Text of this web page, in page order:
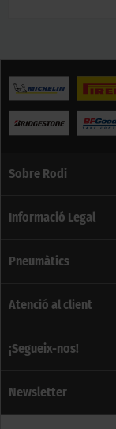
Sobre Rodi
Informació Legal
Pneumàtics
Atenció al client
¡Segueix-nos!
Newsletter